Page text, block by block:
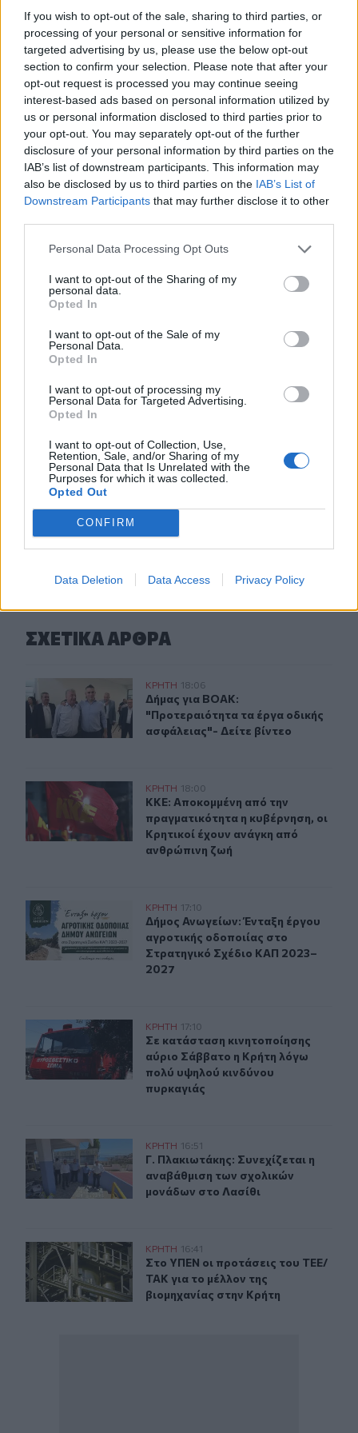
If you wish to opt-out of the sale, sharing to third parties, or
processing of your personal or sensitive information for
targeted advertising by us, please use the below opt-out
section to confirm your selection. Please note that after your
opt-out request is processed you may continue seeing
interest-based ads based on personal information utilized by
us or personal information disclosed to third parties prior to
your opt-out. You may separately opt-out of the further
disclosure of your personal information by third parties on the
IAB’s list of downstream participants. This information may
also be disclosed by us to third parties on the IAB’s List of
Downstream Participants that may further disclose it to other
Personal Data Processing Opt Outs
I want to opt-out of the Sharing of my
personal data.
Opted In
I want to opt-out of the Sale of my
Personal Data.
Opted In
I want to opt-out of processing my
Personal Data for Targeted Advertising.
Opted In
I want to opt-out of Collection, Use,
Retention, Sale, and/or Sharing of my
Personal Data that Is Unrelated with the
Purposes for which it was collected.
Opted Out
CONFIRM
Data Deletion Data Access Privacy Policy
16:51
Γ. Πλακιωτάκης: Συνεχίζεται η αναβάθμιση των σχολικών
μονάδων στο Λασίθι
Στο ΥΠΕΝ οι προτάσεις του ΤΕΕ/ΤΑΚ για το μέλλον της
βιομηχανίας στην Κρήτη
Κρήτη: Έδειχνε το 10χρονο κορίτσι και ρωτούσε "πόσο;" -
Έρευνες για παιδεραστή τουρίστα - Δείτε βίντεο
16:30
φοιτητές σε Βόλο, Λάρισα, Τρίκαλα, Καρδίτσα και Λαμία
Συντάξεις: Αυξάνονται οι αποχωρήσεις το 2026 καθώς
περισσότεροι ασφαλισμένοι βγαίνουν νωρίτερα
Η Έμπαρος τίμησε τους νεκρούς της Κατοχής - 82 χρόνια
από τη Μεγάλη Κύκλωση
Καύσιμα: Γιατί οι τιμές παραμένουν υψηλές μέσα στην
περίοδο των διακοπών
ΠΕΡΙΣΣΟΤΕΡΑ
ΣΧΕΤΙΚA AΡΘΡΑ
Δήμας για ΒΟΑΚ: "Προτεραιότητα τα έργα οδικής
ΚΡΗΤΗ 18:06
Δήμας για ΒΟΑΚ: "Προτεραιότητα
Δήμας για ΒΟΑΚ:
"Προτεραιότητα τα έργα οδικής
ασφάλειας"- Δείτε βίντεο
ΚΚΕ: Αποκομμένη από την πραγματικότητα η
ΚΡΗΤΗ 18:00
ΚΚΕ: Αποκομμένη από την
ΚΚΕ: Αποκομμένη από την
πραγματικότητα η κυβέρνηση, οι
Κρητικοί έχουν ανάγκη από
ανθρώπινη ζωή
Δήμος Ανωγείων: Ένταξη έργου αγροτικής οδοποιίας
ΚΡΗΤΗ 17:10
Δήμος Ανωγείων: Ένταξη έργου
Δήμος Ανωγείων: Ένταξη έργου
αγροτικής οδοποιίας στο
Στρατηγικό Σχέδιο ΚΑΠ 2023–
2027
Σε κατάσταση κινητοποίησης αύριο Σάββατο η Κρήτη
ΚΡΗΤΗ 17:10
Σε κατάσταση κινητοποίησης
Σε κατάσταση κινητοποίησης
αύριο Σάββατο η Κρήτη λόγω
πολύ υψηλού κινδύνου
πυρκαγιάς
Γ. Πλακιωτάκης: Συνεχίζεται η αναβάθμιση των
ΚΡΗΤΗ 16:51
Γ. Πλακιωτάκης: Συνεχίζεται η
Γ. Πλακιωτάκης: Συνεχίζεται η
αναβάθμιση των σχολικών
μονάδων στο Λασίθι
Στο ΥΠΕΝ οι προτάσεις του ΤΕΕ/ΤΑΚ για το μέλλον της
ΚΡΗΤΗ 16:41
Στο ΥΠΕΝ οι προτάσεις του ΤΕΕ/
Στο ΥΠΕΝ οι προτάσεις του ΤΕΕ/
ΤΑΚ για το μέλλον της
βιομηχανίας στην Κρήτη